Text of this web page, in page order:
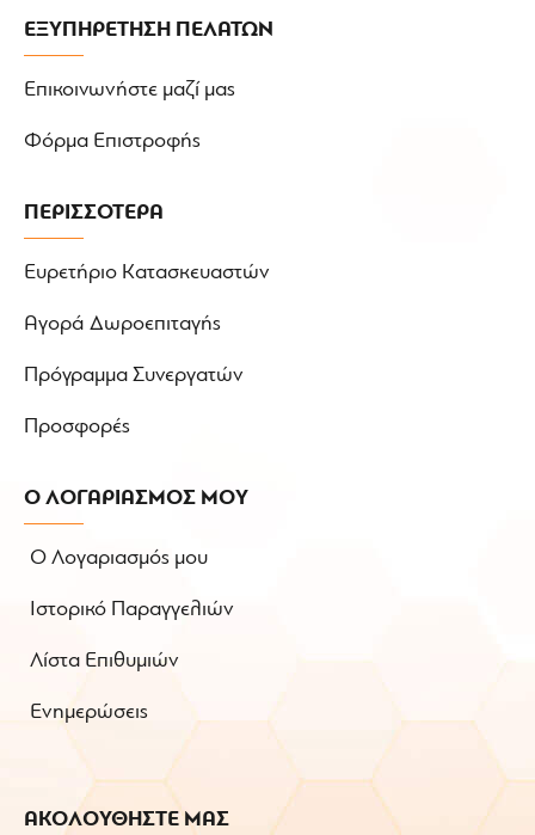
ΕΞΥΠΗΡΕΤΗΣΗ ΠΕΛΑΤΩΝ
Επικοινωνήστε μαζί μας
Φόρμα Επιστροφής
ΠΕΡΙΣΣΟΤΕΡΑ
Ευρετήριο Κατασκευαστών
Αγορά Δωροεπιταγής
Πρόγραμμα Συνεργατών
Προσφορές
Ο ΛΟΓΑΡΙΑΣΜΟΣ ΜΟΥ
Ο Λογαριασμός μου
Ιστορικό Παραγγελιών
Λίστα Επιθυμιών
Ενημερώσεις
ΑΚΟΛΟΥΘΗΣΤΕ ΜΑΣ